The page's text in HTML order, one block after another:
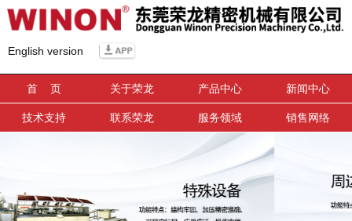
English version
首 页 关于荣龙 产品中心 新闻中心
技术支持 联系荣龙 服务领域 销售网络
信息搜索
搜索